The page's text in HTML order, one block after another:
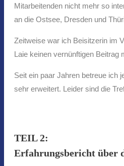
Mitarbeitenden nicht mehr so
an die Ostsee, Dresden und
Zeitweise war ich Beisitzerin im
Laie keinen vernünftigen
Seit ein paar Jahren betreue ich
sehr erweitert. Leider sind die
TEIL 2:
Erfahrungsbericht über